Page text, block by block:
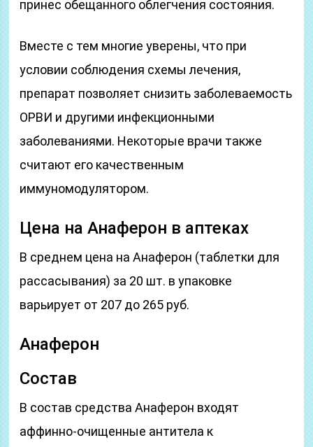
принес обещанного облегчения состояния.
Вместе с тем многие уверены, что при
условии соблюдения схемы лечения,
препарат позволяет снизить заболеваемость
ОРВИ и другими инфекционными
заболеваниями. Некоторые врачи также
считают его качественным
иммуномодулятором.
Цена на Анаферон в аптеках
В среднем цена на Анаферон (таблетки для
рассасывания) за 20 шт. в упаковке
варьирует от 207 до 265 руб.
Анаферон
Состав
В состав средства Анаферон входят
аффинно-очищенные антитела к